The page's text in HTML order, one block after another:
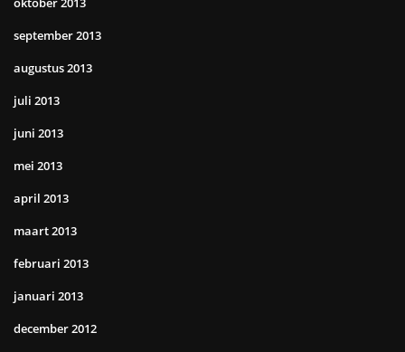
september 2013
augustus 2013
juli 2013
juni 2013
mei 2013
april 2013
maart 2013
februari 2013
januari 2013
december 2012